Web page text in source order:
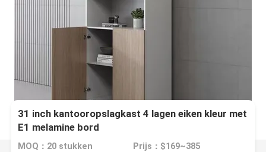
31 inch kantooropslagkast 4 lagen eiken kleur met
E1 melamine bord
MOQ：20 stukken Prijs：$169~385